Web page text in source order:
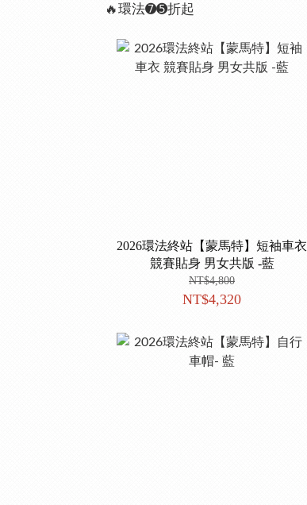
🔥環法➐➎折起
2026環法終站【蒙馬特】短袖車衣
競賽貼身 男女共版 -藍
NT$4,800
NT$4,320